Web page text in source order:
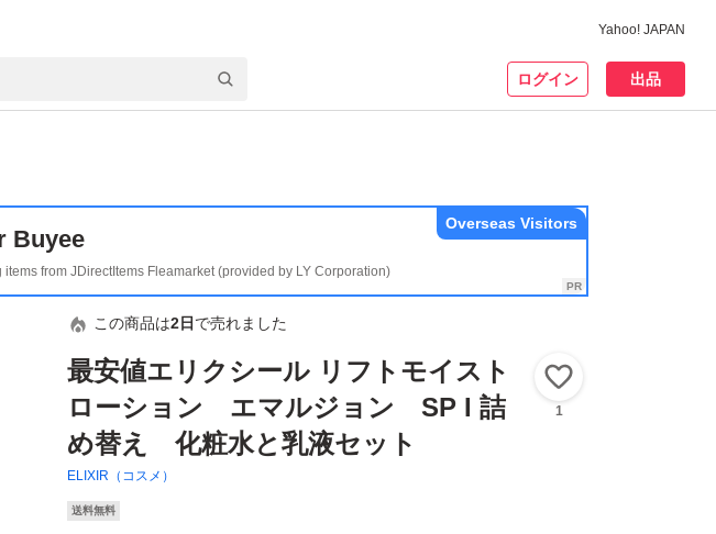
Yahoo! JAPAN
ログイン 出品
Buyee
from JDirectItems Fleamarket (provided by LY Corporation)
Overseas Visitors
この商品は2日 で売れました
最安値エリクシール リフトモイスト
ローション エマルジョン SP I 詰
め替え 化粧水と乳液セット
ELIXIR（コスメ）
1
送料無料